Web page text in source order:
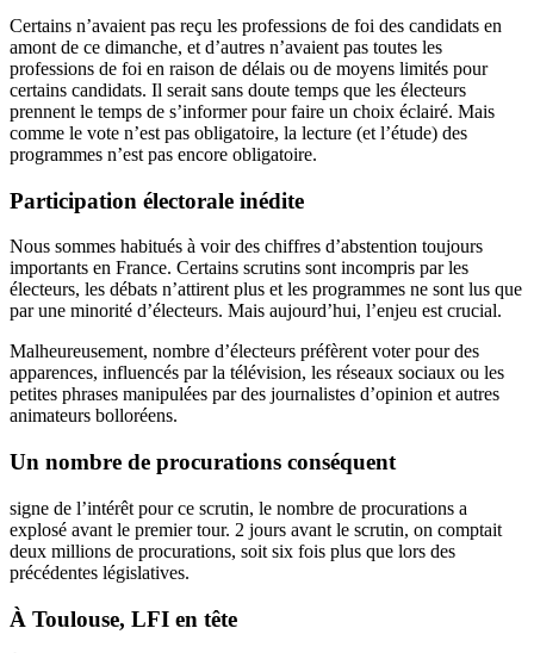
Certains n’avaient pas reçu les professions de foi des candidats en
amont de ce dimanche, et d’autres n’avaient pas toutes les
professions de foi en raison de délais ou de moyens limités pour
certains candidats. Il serait sans doute temps que les électeurs
prennent le temps de s’informer pour faire un choix éclairé. Mais
comme le vote n’est pas obligatoire, la lecture (et l’étude) des
programmes n’est pas encore obligatoire.
Participation électorale inédite
Nous sommes habitués à voir des chiffres d’abstention toujours
importants en France. Certains scrutins sont incompris par les
électeurs, les débats n’attirent plus et les programmes ne sont lus que
par une minorité d’électeurs. Mais aujourd’hui, l’enjeu est crucial.
Malheureusement, nombre d’électeurs préfèrent voter pour des
apparences, influencés par la télévision, les réseaux sociaux ou les
petites phrases manipulées par des journalistes d’opinion et autres
animateurs bolloréens.
Un nombre de procurations conséquent
signe de l’intérêt pour ce scrutin, le nombre de procurations a
explosé avant le premier tour. 2 jours avant le scrutin, on comptait
deux millions de procurations, soit six fois plus que lors des
précédentes législatives.
À Toulouse, LFI en tête